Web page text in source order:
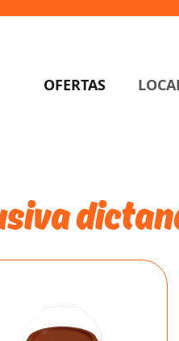
OFERTAS